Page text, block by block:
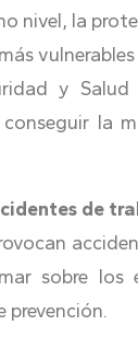
nivel, la
vulnerables
y
la
de
sobre los
prevención.